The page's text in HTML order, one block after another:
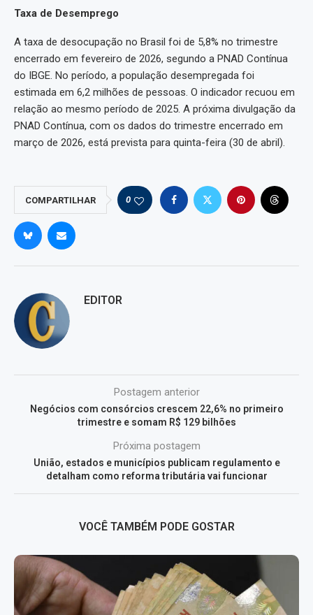
Taxa de Desemprego
A taxa de desocupação no Brasil foi de 5,8% no trimestre
encerrado em fevereiro de 2026, segundo a PNAD Contínua
do IBGE. No período, a população desempregada foi
estimada em 6,2 milhões de pessoas. O indicador recuou em
relação ao mesmo período de 2025. A próxima divulgação da
PNAD Contínua, com os dados do trimestre encerrado em
março de 2026, está prevista para quinta-feira (30 de abril).
COMPARTILHAR 0
EDITOR
Postagem anterior
Negócios com consórcios crescem 22,6% no primeiro
trimestre e somam R$ 129 bilhões
Próxima postagem
União, estados e municípios publicam regulamento e
detalham como reforma tributária vai funcionar
VOCÊ TAMBÉM PODE GOSTAR